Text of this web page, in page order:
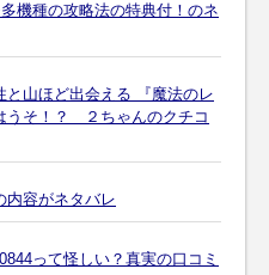
機種の攻略法の特典付！のネ
山ほど出会える 『魔法のレ
うそ！？ ２ちゃんのクチコ
内容がネタバレ
って怪しい？真実の口コミ